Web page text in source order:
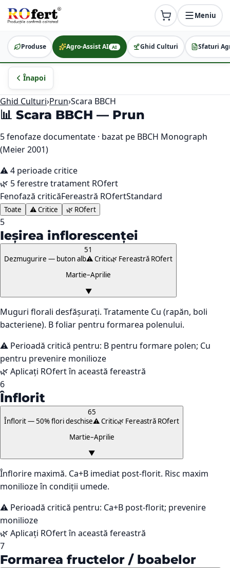
Meniu
Produse Agro-Assist AI AI Ghid Culturi Sfaturi
Înapoi
Ghid Culturi›Prun›Scara BBCH
📊 Scara BBCH — Prun
5fenofaze documentate · bazat pe BBCH Monograph
(Meier 2001)
⚠️4 perioade critice
🌿 5ferestre tratament ROfert
Fenofază criticăFereastră ROfertStandard
Toate ⚠️ Critice 🌿 ROfert
5
Ieșirea inflorescenței
51
Dezmugurire — buton alb⚠️ Critic🌿 Fereastră ROfert
Martie–Aprilie
▼
Muguri florali desfășurați. Tratamente Cu (rapăn, boli
bacteriene). B foliar pentru formarea polenului.
⚠️ Perioadă critică pentru: B pentru formare polen; Cu
pentru prevenire monilioze
🌿 Aplicați ROfert în această fereastră
6
Înflorit
65
Înflorit — 50% flori deschise⚠️ Critic🌿 Fereastră ROfert
Martie–Aprilie
▼
Înflorire maximă. Ca+B imediat post-florit. Risc maxim
monilioze în condiții umede.
⚠️ Perioadă critică pentru: Ca+B post-florit; prevenire
monilioze
🌿 Aplicați ROfert în această fereastră
7
Formarea fructelor / boabelor